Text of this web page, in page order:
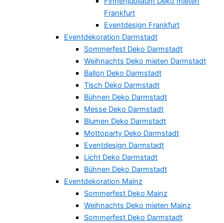
Frankfurt
Eventdesign Frankfurt
Eventdekoration Darmstadt
Sommerfest Deko Darmstadt
Weihnachts Deko mieten Darmstadt
Ballon Deko Darmstadt
Tisch Deko Darmstadt
Bühnen Deko Darmstadt
Messe Deko Darmstadt
Blumen Deko Darmstadt
Mottoparty Deko Darmstadt
Eventdesign Darmstadt
Licht Deko Darmstadt
Bühnen Deko Darmstadt
Eventdekoration Mainz
Sommerfest Deko Mainz
Weihnachts Deko mieten Mainz
Sommerfest Deko Darmstadt